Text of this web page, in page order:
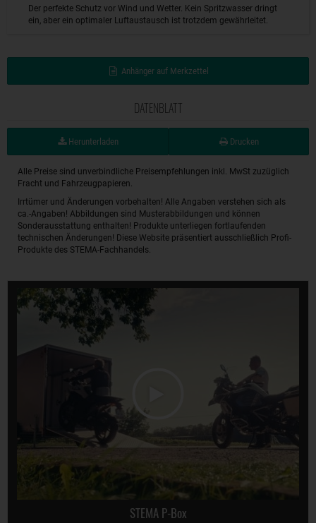
Der perfekte Schutz vor Wind und Wetter. Kein Spritzwasser dringt
ein, aber ein optimaler Luftaustausch ist trotzdem gewährleitet.
Anhänger auf Merkzettel
DATENBLATT
Herunterladen Drucken
Alle Preise sind unverbindliche Preisempfehlungen inkl. MwSt zuzüglich
Fracht und Fahrzeugpapieren.
Irrtümer und Änderungen vorbehalten! Alle Angaben verstehen sich als
ca.-Angaben! Abbildungen sind Musterabbildungen und können
Sonderausstattung enthalten! Produkte unterliegen fortlaufenden
technischen Änderungen! Diese Website präsentiert ausschließlich Profi-
Produkte des STEMA-Fachhandels.
STEMA P-Box